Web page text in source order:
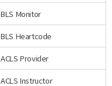
BLS Monitor
BLS Heartcode
ACLS Provider
ACLS Instructor